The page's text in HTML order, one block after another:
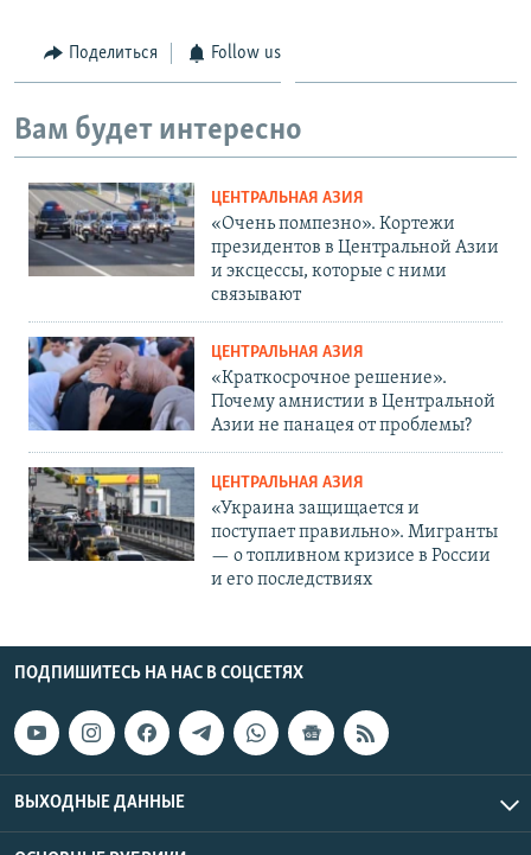
Поделиться Follow us
Вам будет интересно
ЦЕНТРАЛЬНАЯ АЗИЯ
«Очень помпезно». Кортежи
президентов в Центральной Азии
и эксцессы, которые с ними
связывают
ЦЕНТРАЛЬНАЯ АЗИЯ
«Краткосрочное решение».
Почему амнистии в Центральной
Азии не панацея от проблемы?
ЦЕНТРАЛЬНАЯ АЗИЯ
«Украина защищается и
поступает правильно». Мигранты
— о топливном кризисе в России
и его последствиях
ПОДПИШИТЕСЬ НА НАС В СОЦСЕТЯХ
ВЫХОДНЫЕ ДАННЫЕ